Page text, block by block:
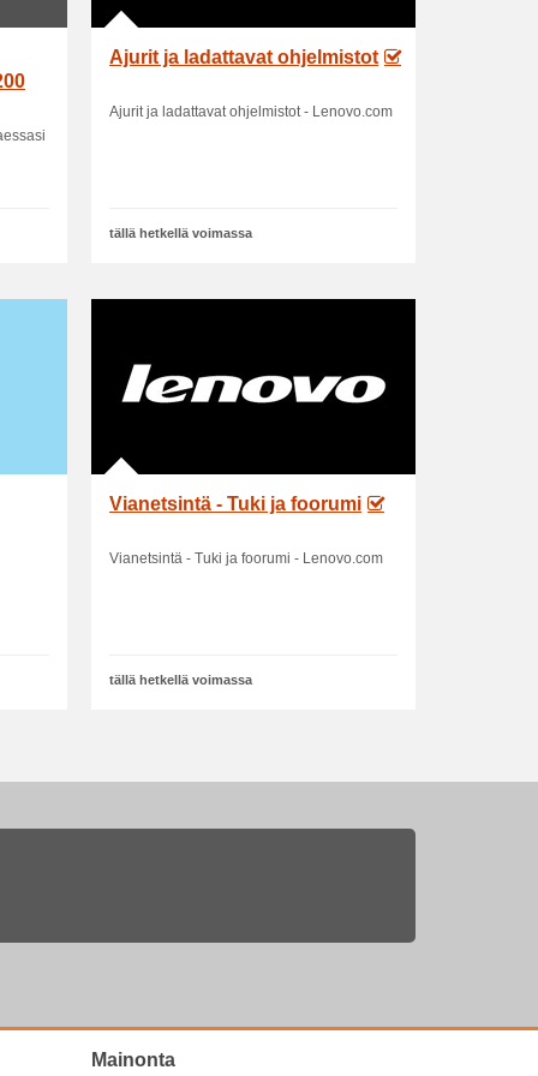
Ajurit ja ladattavat ohjelmistot
Ajurit ja ladattavat ohjelmistot - Lenovo.com
tällä hetkellä voimassa
Vianetsintä - Tuki ja foorumi
Vianetsintä - Tuki ja foorumi - Lenovo.com
tällä hetkellä voimassa
Mainonta